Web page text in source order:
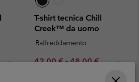
price:
price:
T-shirt tecnica Chill
Creek™ da uomo
Raffreddamento
Minimum sale price:
42,00 €-Maximum sale
48,00 €Regular